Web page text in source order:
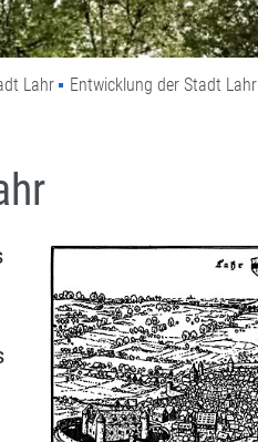
Lahr Entwicklung der Stadt Lahr